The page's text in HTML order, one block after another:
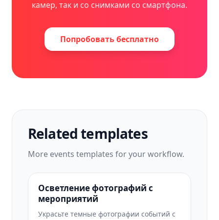
камер, так и со снимками со смартфона.
Попробовать бесплатно
Related templates
More events templates for your workflow.
Осветление фотографий с
мероприятий
Украсьте темные фотографии событий с